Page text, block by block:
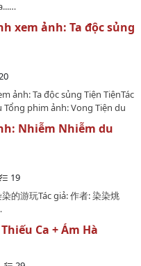
xem ảnh: Ta độc sủng
ảnh: Ta độc sủng Tiện TiệnTác
Tổng phim ảnh: Vong Tiện du
Bắc mặc a liễu Đang ra...…
Nhiễm Nhiễm du
19
的游玩Tác giả: 作者: 染染烑
Ca + Ám Hà